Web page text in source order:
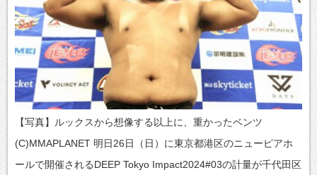
【写真】ルックスから想像する以上に、重かったベンツ
(C)MMAPLANET 明日26日（日）に東京都港区のニューピアホ
ールで開催されるDEEP Tokyo Impact2024#03の計量が千代田区